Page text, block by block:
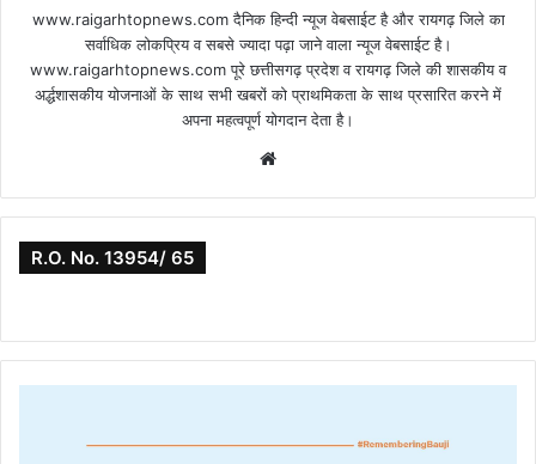
www.raigarhtopnews.com दैनिक हिन्दी न्यूज वेबसाईट है और रायगढ़ जिले का
सर्वाधिक लोकप्रिय व सबसे ज्यादा पढ़ा जाने वाला न्यूज वेबसाईट है।
www.raigarhtopnews.com पूरे छत्तीसगढ़ प्रदेश व रायगढ़ जिले की शासकीय व
अर्द्धशासकीय योजनाओं के साथ सभी खबरों को प्राथमिकता के साथ प्रसारित करने में
अपना महत्वपूर्ण योगदान देता है।
R.O. No. 13954/ 65